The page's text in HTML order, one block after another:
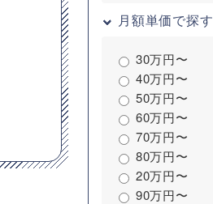
月額単価で探す
30万円〜
40万円〜
50万円〜
60万円〜
70万円〜
80万円〜
20万円〜
90万円〜